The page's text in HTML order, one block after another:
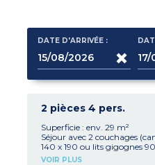
DATE D'ARRIVÉE :
2 pièces 4 pers.
Superficie : env. 29 m²
Séjour avec 2 couchages
140 x 190 ou lits gigognes
Kitchenette équipée (plaque
VOIR PLUS